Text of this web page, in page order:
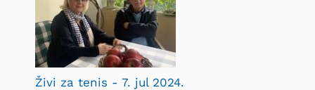
Živi za tenis - 7. jul 2024.